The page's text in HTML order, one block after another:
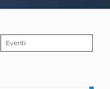
Eventi